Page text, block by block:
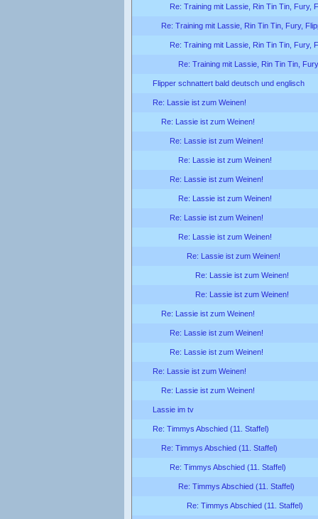
Re: Training mit Lassie, Rin Tin Tin, Fury,
Re: Training mit Lassie, Rin Tin Tin, Fury,
Re: Training mit Lassie, Rin Tin Tin, Fury,
Re: Training mit Lassie, Rin Tin Tin,
Flipper schnattert bald deutsch und englisch
Re: Lassie ist zum Weinen!
Re: Lassie ist zum Weinen!
Re: Lassie ist zum Weinen!
Re: Lassie ist zum Weinen!
Re: Lassie ist zum Weinen!
Re: Lassie ist zum Weinen!
Re: Lassie ist zum Weinen!
Re: Lassie ist zum Weinen!
Re: Lassie ist zum Weinen!
Re: Lassie ist zum Weinen!
Re: Lassie ist zum Weinen!
Re: Lassie ist zum Weinen!
Re: Lassie ist zum Weinen!
Re: Lassie ist zum Weinen!
Re: Lassie ist zum Weinen!
Re: Lassie ist zum Weinen!
Lassie im tv
Re: Timmys Abschied (11. Staffel)
Re: Timmys Abschied (11. Staffel)
Re: Timmys Abschied (11. Staffel)
Re: Timmys Abschied (11. Staffel)
Re: Timmys Abschied (11. Staffel)